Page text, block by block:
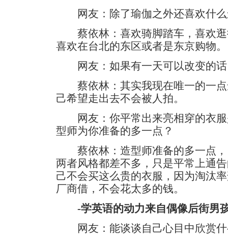
网友：除了瑜伽之外还喜欢什么
蔡依林：喜欢骑脚踏车，喜欢逛
喜欢在台北的东区或者是东京购物。
网友：如果有一天可以改变的话
蔡依林：其实我现在唯一的一点
己希望走出去不会被人拍。
网友：你平常出来亮相穿的衣服
型师为你准备的多一点？
蔡依林：造型师准备的多一点，
两者风格都差不多，只是平常上通
己不会买这么贵的衣服，因为淘汰
厂商借，不会花太多的钱。
-学英语的动力来自偶像后街男
网友：能谈谈自己心目中欣赏什